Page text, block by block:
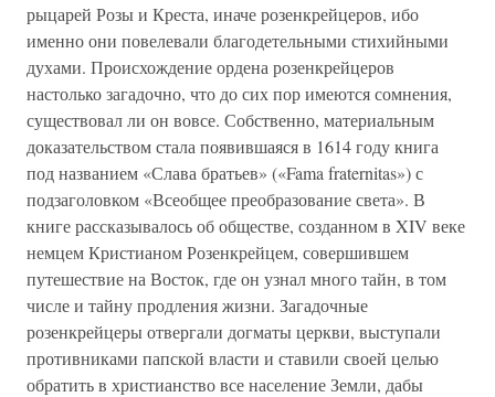
рыцарей Розы и Креста, иначе розенкрейцеров, ибо
именно они повелевали благодетельными стихийными
духами. Происхождение ордена розенкрейцеров
настолько загадочно, что до сих пор имеются сомнения,
существовал ли он вовсе. Собственно, материальным
доказательством стала появившаяся в 1614 году книга
под названием «Слава братьев» («Fama fraternitas») с
подзаголовком «Всеобщее преобразование света». В
книге рассказывалось об обществе, созданном в XIV веке
немцем Кристианом Розенкрейцем, совершившем
путешествие на Восток, где он узнал много тайн, в том
числе и тайну продления жизни. Загадочные
розенкрейцеры отвергали догматы церкви, выступали
противниками папской власти и ставили своей целью
обратить в христианство все население Земли, дабы